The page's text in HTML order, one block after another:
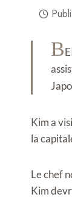
B
Kim a
la
Le chef
Kim